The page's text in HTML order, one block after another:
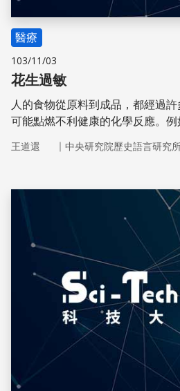
醫療
103/11/03
花生過敏
人的食物從原料到成品，都經過
可能點燃不利健康的化學反應。
免疫系統。
王道還 ｜ 中央研究院歷史語言研究